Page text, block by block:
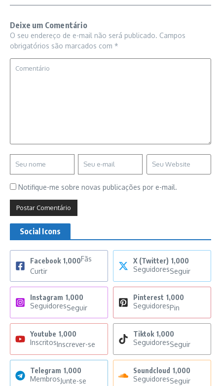
Deixe um Comentário
O seu endereço de e-mail não será publicado. Campos
obrigatórios são marcados com *
Notifique-me sobre novas publicações por e-mail.
Social Icons
Facebook 1,000Fãs
Curtir
X (Twitter) 1,000
SeguidoresSeguir
Instagram 1,000
SeguidoresSeguir
Pinterest 1,000
SeguidoresPin
Youtube 1,000
InscritosInscrever-se
Tiktok 1,000
SeguidoresSeguir
Telegram 1,000
MembrosJunte-se
Soundcloud 1,000
SeguidoresSeguir